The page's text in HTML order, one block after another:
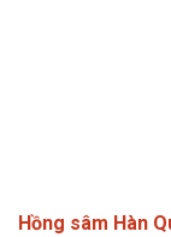
Hồng sâm Hàn